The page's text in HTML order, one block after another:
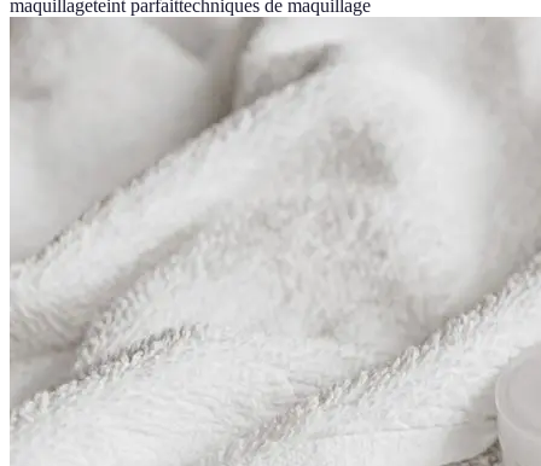
maquillageteint parfaittechniques de maquillage